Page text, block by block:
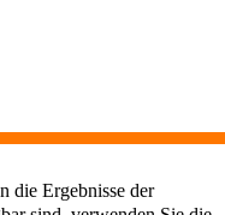
die Ergebnisse der